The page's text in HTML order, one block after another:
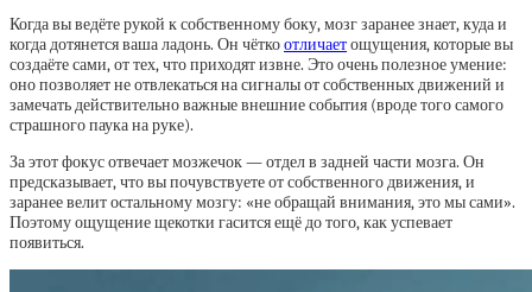
Когда вы ведёте рукой к собственному боку, мозг заранее знает, куда и
когда дотянется ваша ладонь. Он чёткоотличаетощущения, которые вы
создаёте сами, от тех, что приходят извне. Это очень полезное умение:
оно позволяет не отвлекаться на сигналы от собственных движений и
замечать действительно важные внешние события (вроде того самого
страшного паука на руке).
За этот фокус отвечает мозжечок — отдел в задней части мозга. Он
предсказывает, что вы почувствуете от собственного движения, и
заранее велит остальному мозгу: «не обращай внимания, это мы сами».
Поэтому ощущение щекотки гасится ещё до того, как успевает
появиться.